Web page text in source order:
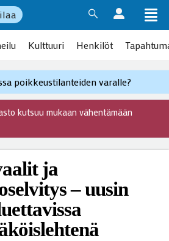
Kulttuuri Henkilöt
poikkeustilanteiden varalle?
kutsuu mukaan vähentämään
ja
– uusin